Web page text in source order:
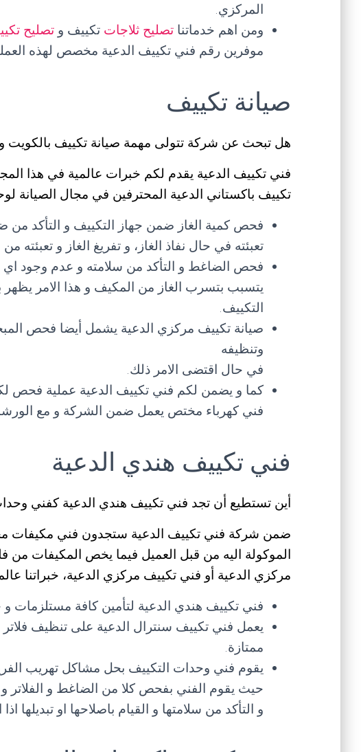
المركزي.
ومن اهم خدماتنا تصليح ثلاجات تكييف و تصليح
موفرين رقم فني تكييف الدعية مخصص لهذه
صيانة تكييف
هل تبحث عن شركة تتولى مهمة صيانة تكييف بالكويت
فني تكييف الدعية يقدم لكم خبرات عالمية في هذا
تكييف باكستاني الدعية المحترفين في مجال الصيانة
فحص كمية الغاز ضمن جهاز التكييف و التأكد
تعبئته في حال نفاذ الغاز، و تفريغ الغاز و
فحص الضاغط و التأكد من سلامته و عدم وجود
يتسبب بتسرب الغاز من المكيف و هذا الامر
التكييف.
صيانة تكييف مركزي الدعية يشمل أيضا فحص
وتنظيفه
في حال اقتضى الامر ذلك.
كما و يضمن لكم فني تكييف الدعية عملية فحص
فني كهرباء مختص يعمل ضمن الشركة و مع
فني تكييف هندي الدعية
أين تستطيع أن تجد فني تكييف هندي الدعية كفني
ضمن شركة فني تكييف الدعية ستجدون فني مكيفات
الموكولة اليه من قبل العميل فيما يخص المكيفات من
مركزي الدعية أو فني تكييف مركزي الدعية، خبراتنا
فني تكييف هندي الدعية لتأمين كافة مستلزمات و
يعمل فني تكييف سنترال الدعية على تنظيف
ممتازة.
يقوم فني وحدات التكييف بحل مشاكل تهريب
حيث يقوم الفني بفحص كلا من الضاغط و الفلاتر و
و التأكد من سلامتها و القيام باصلاحها او تبديلها